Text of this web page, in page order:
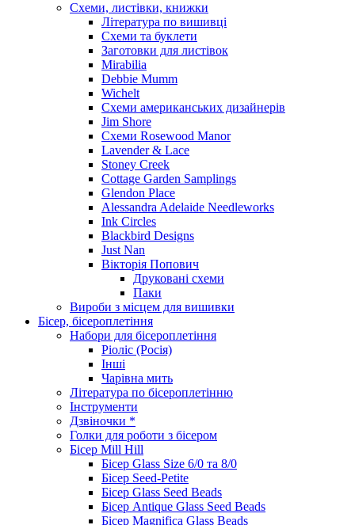
Схеми, листівки, книжки
Література по вишивці
Схеми та буклети
Заготовки для листівок
Mirabilia
Debbie Mumm
Wichelt
Схеми американських дизайнерів
Jim Shore
Cхеми Rosewood Manor
Lavender & Lace
Stoney Creek
Cottage Garden Samplings
Glendon Place
Alessandra Adelaide Needleworks
Ink Circles
Blackbird Designs
Just Nan
Вікторія Попович
Друковані схеми
Паки
Вироби з місцем для вишивки
Бісер, бісероплетіння
Набори для бісероплетіння
Ріоліс (Росія)
Інші
Чарівна мить
Література по бісероплетінню
Інструменти
Дзвіночки *
Голки для роботи з бісером
Бісер Mill Hill
Бісер Glass Size 6/0 та 8/0
Бісер Seed-Petite
Бісер Glass Seed Beads
Бісер Antique Glass Seed Beads
Бісер Magnifica Glass Beads